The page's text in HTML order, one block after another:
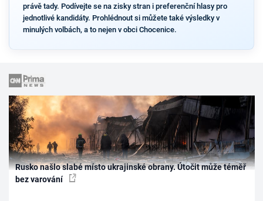
právě tady. Podívejte se na zisky stran i preferenční hlasy pro
jednotlivé kandidáty. Prohlédnout si můžete také výsledky v
minulých volbách, a to nejen v obci Chocenice.
Rusko našlo slabé místo ukrajinské obrany. Útočit může téměř
bez varování